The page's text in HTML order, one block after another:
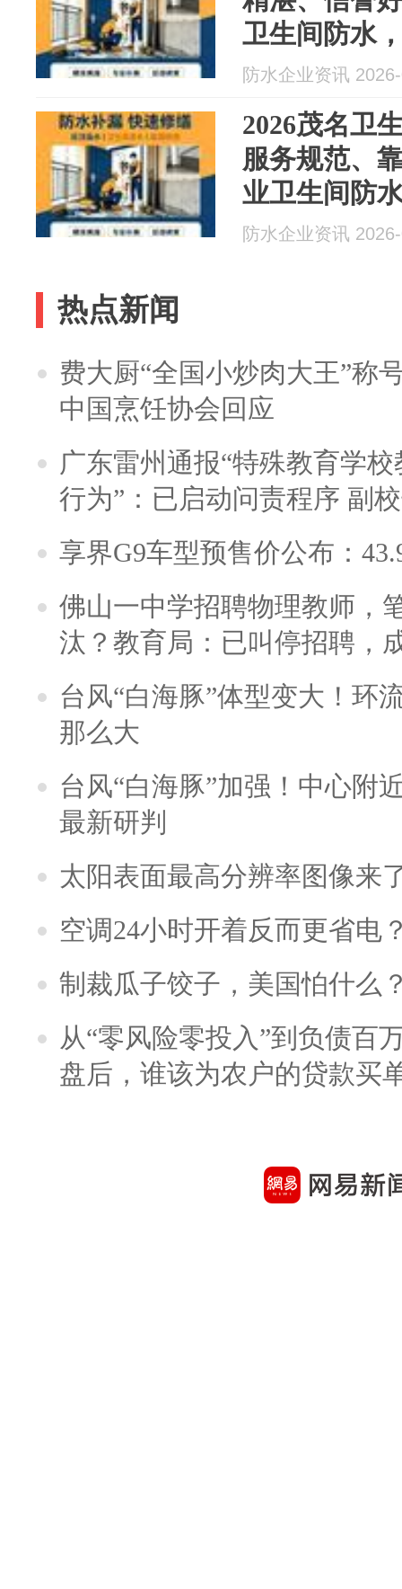
卫生间防水
水最新资讯
防水企业资讯
2026茂名卫
服务规范、
业卫生间防
月防水最新
防水企业资讯
热点新闻
费大厨“全国小炒肉大王”称
中国烹饪协会回应
广东雷州通报“特殊教育学
行为”：已启动问责程序 副
享界G9车型预售价公布：
佛山一中学招聘物理教师，
汰？教育局：已叫停招聘，
台风“白海豚”体型变大！环
那么大
台风“白海豚”加强！中心附
最新研判
太阳表面最高分辨率图像来
空调24小时开着反而更省电
制裁瓜子饺子，美国怕什么
从“零风险零投入”到负债百
盘后，谁该为农户的贷款买